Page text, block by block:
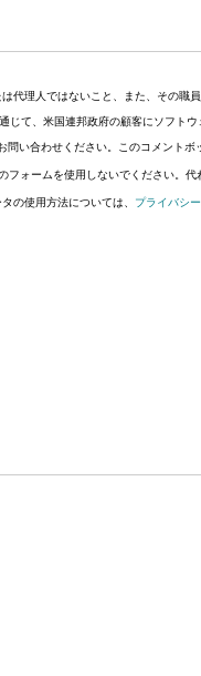
代理人ではないこと、また、その職
て、米国連邦政府の顧客にソフト
問い合わせください。このコメントボ
ォームを使用しないでください。代
の使用方法については、 プライバシ